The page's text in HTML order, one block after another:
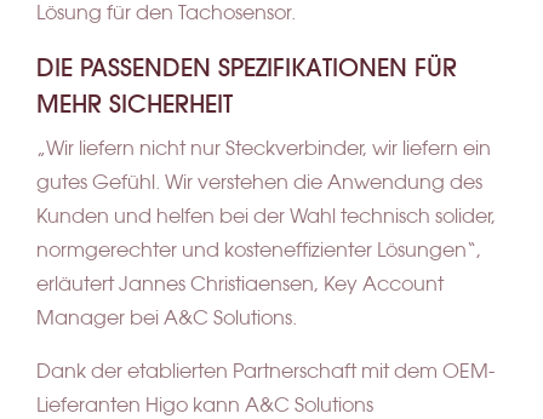
Lösung für den Tacho­sensor.
DIE PASSENDEN SPEZIFIKATIONEN FÜR
MEHR SICHERHEIT
„Wir liefern nicht nur Steckverbinder, wir liefern ein
gutes Gefühl. Wir verstehen die Anwendung des
Kunden und helfen bei der Wahl technisch solider,
normgerechter und kosteneffizienter Lösungen“,
erläutert Jannes Christiaensen, Key Account
Manager bei A&C Solutions.
Dank der etablierten Partnerschaft mit dem OEM-
Lieferanten Higo kann A&C Solutions